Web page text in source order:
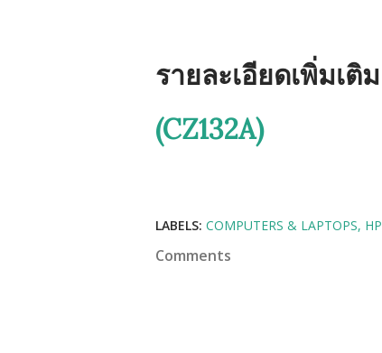
รายละเอียดเพิ่มเติม
(CZ132A)
LABELS: COMPUTERS & LAPTOPS HP
Comments